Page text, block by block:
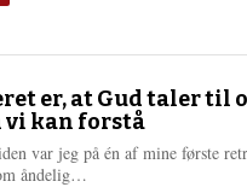
er, at Gud taler til
vi kan forstå
var jeg på én af mine første
åndelig…